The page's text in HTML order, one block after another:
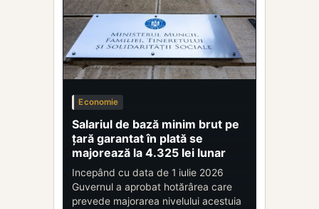
Economie
Salariul de bază minim brut pe
ţară garantat în plată se
majorează la 4.325 lei lunar
Incepând cu data de 1 iulie 2026
Guvernul a aprobat hotărârea care
prevede majorarea nivelului acestuia